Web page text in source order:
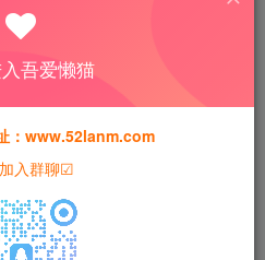
看
30
钻石会员 免费
理而来，仅供学习研究使用，请在下
载后24h内删除，谢谢合作！
吾爱懒猫
：www.52lanm.com
入群聊☑